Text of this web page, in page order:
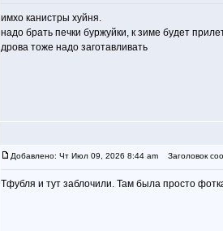
имхо канистры хуйня.
надо брать печки буржуйки, к зиме будет
дрова тоже надо заготавливать
Добавлено: Чт Июл 09, 2026 8:44 am Заголовок
Тфубля и тут заблочили. Там была просто